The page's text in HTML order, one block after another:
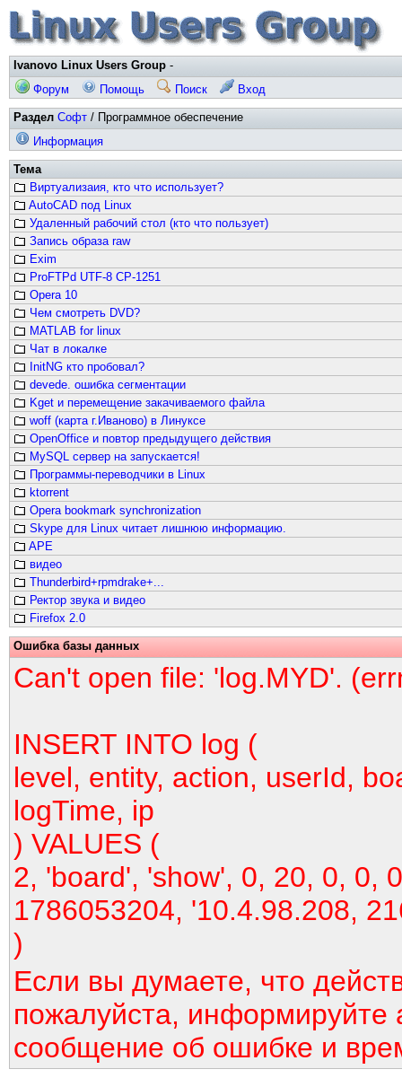
Ivanovo Linux Users Group -
Форум
Помощь Поиск Вход
Раздел Софт / Программное обеспечение
Информация
Тема
Виртуализаия, кто что использует?
AutoCAD под Linux
Удаленный рабочий стол (кто что пользует)
Запись образа raw
Exim
ProFTPd UTF-8 CP-1251
Opera 10
Чем смотреть DVD?
MATLAB for linux
Чат в локалке
InitNG кто пробовал?
devede. ошибка сегментации
Kget и перемещение закачиваемого файла
woff (карта г.Иваново) в Линуксе
OpenOffice и повтор предыдущего действия
MySQL сервер на запускается!
Программы-переводчики в Linux
ktorrent
Opera bookmark synchronization
Skype для Linux читает лишнюю информацию.
APE
видео
Thunderbird+rpmdrake+...
Ректор звука и видео
Firefox 2.0
Ошибка базы данных
Can't open file: 'log.MYD'.
INSERT INTO log (
level, entity, action, userId,
logTime, ip
) VALUES (
2, 'board', 'show', 0, 20, 0, 0,
1786053204, '10.4.98.208,
)
Если вы думаете, что
пожалуйста, информируйте
сообщение об ошибке и